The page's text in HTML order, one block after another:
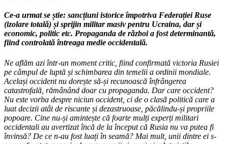
Ce-a urmat se știe: sancțiuni istorice împotriva Federației Ruse
(izolare totală) și sprijin militar masiv pentru Ucraina, dar și
economic, politic etc. Propaganda de război a fost determinantă,
fiind controlată întreaga medie occidentală.
Ne aflăm azi într-un moment critic, fiind confirmată victoria Rusiei
pe câmpul de luptă și schimbarea din temelii a ordinii mondiale.
Același occident nu dorește să-și recunoască înfrângerea
catastrofală, rămânând doar cu propaganda. Dar care occident?
Nu este vorba despre niciun occident, ci de o clasă politică care a
luat decizii atât de riscante și dezastruoase, păcălindu-și propriile
popoare. Cine nu-și amintește că foarte mulți experți militari
occidentali au avertizat încă de la început că Rusia nu va putea fi
învinsă? De ce n-au fost luați în seamă? Mai mult, unii dintre ei s-